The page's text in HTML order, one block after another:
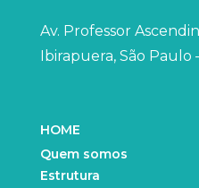
Av. Professor
Ibirapuera, São Paulo
HOME
Quem somos
Estrutura